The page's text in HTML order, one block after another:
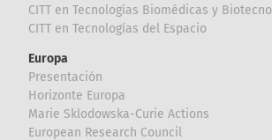
CITT en Tecnologías Biomédicas y
CITT en Tecnologías del Espacio
Europa
Presentación
Horizonte Europa
Marie Sklodowska-Curie Actions
European Research Council